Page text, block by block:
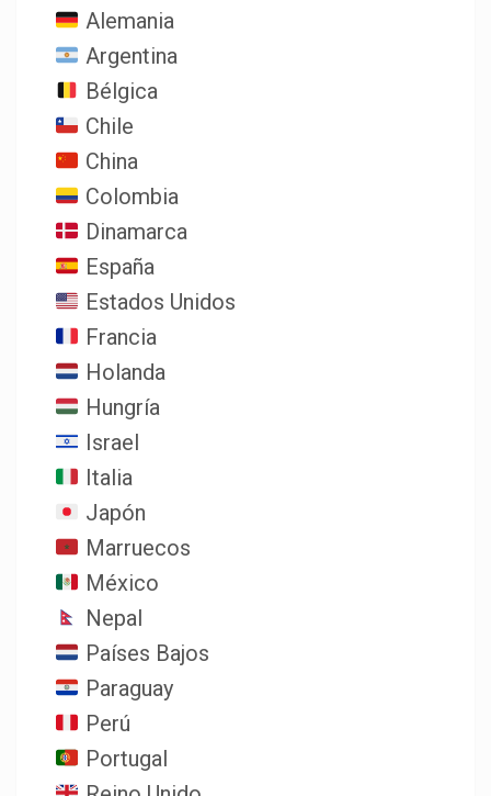
Alemania
Argentina
Bélgica
Chile
China
Colombia
Dinamarca
España
Estados Unidos
Francia
Holanda
Hungría
Israel
Italia
Japón
Marruecos
México
Nepal
Países Bajos
Paraguay
Perú
Portugal